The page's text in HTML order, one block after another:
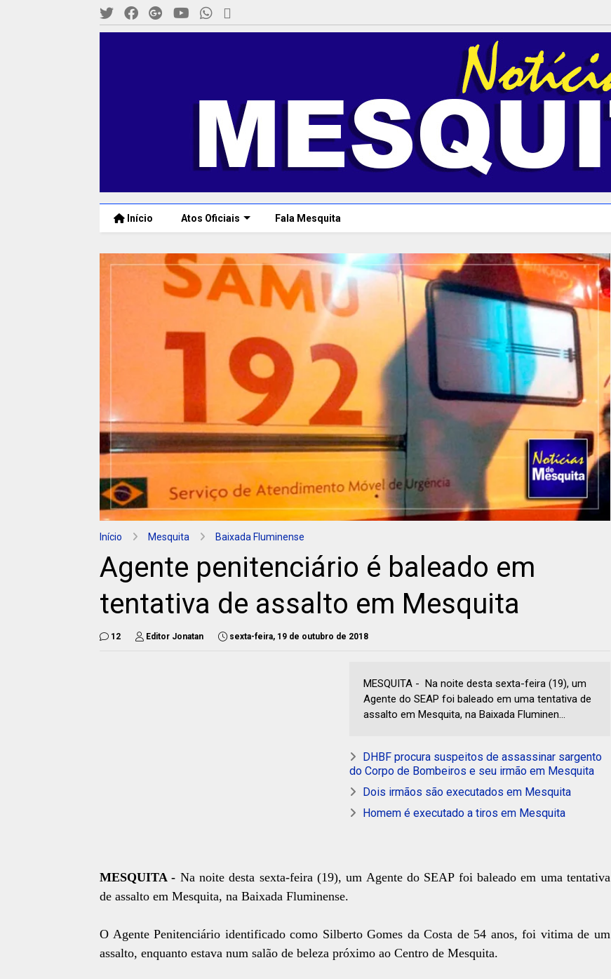
Início Atos Oficiais Fala Mesquita
Início Mesquita Baixada Fluminense
Agente penitenciário é baleado em
tentativa de assalto em Mesquita
12 Editor Jonatan sexta-feira, 19 de outubro de 2018
MESQUITA - Na noite desta sexta-feira (19), um
Agente do SEAP foi baleado em uma tentativa de
assalto em Mesquita, na Baixada Fluminen...
DHBF procura suspeitos de assassinar sargento
do Corpo de Bombeiros e seu irmão em Mesquita
Dois irmãos são executados em Mesquita
Homem é executado a tiros em Mesquita
MESQUITA - Na noite desta sexta-feira (19), um Agente do SEAP foi baleado em uma tentativa
de assalto em Mesquita, na Baixada Fluminense.
O Agente Penitenciário identificado como Silberto Gomes da Costa de 54 anos, foi vitima de um
assalto, enquanto estava num salão de beleza próximo ao Centro de Mesquita.